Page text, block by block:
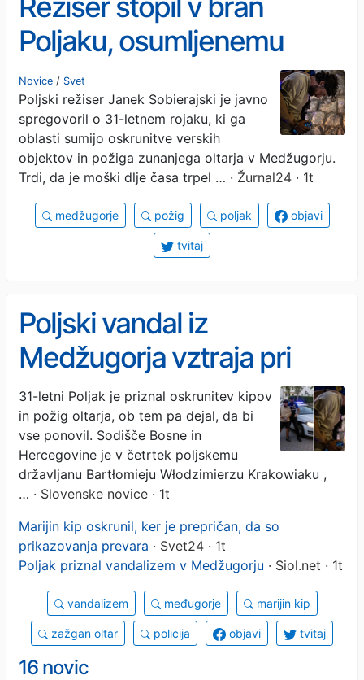
Poljaku, osumljenemu
oskrunitve Medžugorja
Novice / Svet
Poljski režiser Janek Sobierajski je javno
spregovoril o 31-letnem rojaku, ki ga
oblasti sumijo oskrunitve verskih
objektov in požiga zunanjega oltarja v Medžugorju.
Trdi, da je moški dlje časa trpel … · Žurnal24 · 1t
medžugorje požig poljak objavi
tvitaj
Poljski vandal iz
Medžugorja vztraja pri
svojem: »Vse bi ponovil«
31-letni Poljak je priznal oskrunitev kipov
in požig oltarja, ob tem pa dejal, da bi
vse ponovil. Sodišče Bosne in
Hercegovine je v četrtek poljskemu
državljanu Bartłomieju Włodzimierzu Krakowiaku ,
… · Slovenske novice · 1t
Marijin kip oskrunil, ker je prepričan, da so
prikazovanja prevara · Svet24 · 1t
Poljak priznal vandalizem v Medžugorju · Siol.net · 1t
vandalizem međugorje marijin kip
zažgan oltar policija objavi tvitaj
16 novic